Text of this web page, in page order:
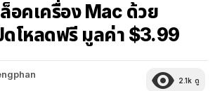
อคเครื่อง Mac ด้วย
ดโหลดฟรี มูลค่า $3.99
2.1k ดู